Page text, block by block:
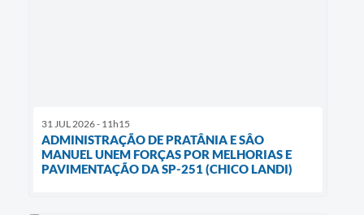
31 JUL 2026 - 11h15
ADMINISTRAÇÃO DE PRATÂNIA E SÂO
MANUEL UNEM FORÇAS POR MELHORIAS E
PAVIMENTAÇÃO DA SP-251 (CHICO LANDI)